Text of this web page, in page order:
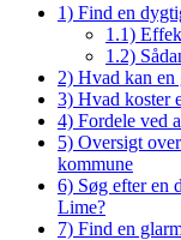
1) Find en
1.1)
1.2)
2) Hvad kan en
3) Hvad koster
4) Fordele ved
5) Oversigt
kommune
6) Søg efter en
Lime?
7) Find en